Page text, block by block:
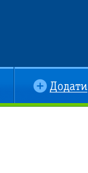
Додати